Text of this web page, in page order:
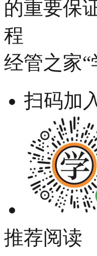
的重要保
程
经管之家
扫码加
推荐阅读